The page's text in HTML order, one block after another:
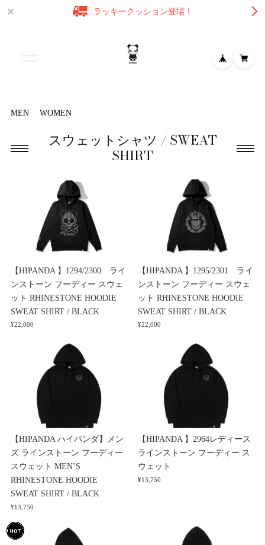
ラッキークッション登場！
MEN WOMEN
スウェットシャツ / SWEAT
SHIRT
【HIPANDA 】1294/2300 ライ
ンストーン フーディー スウェ
ット RHINESTONE HOODIE
SWEAT SHIRT / BLACK
¥22,000
【HIPANDA 】1295/2301 ライ
ンストーン フーディー スウェ
ット RHINESTONE HOODIE
SWEAT SHIRT / BLACK
¥22,000
【HIPANDA ハイパンダ】メン
ズ ラインストーン フーディー
スウェット MEN’S
RHINESTONE HOODIE
SWEAT SHIRT / BLACK
¥13,750
【HIPANDA 】2964レディース
ラインストーン フーディー ス
ウェット
¥13,750